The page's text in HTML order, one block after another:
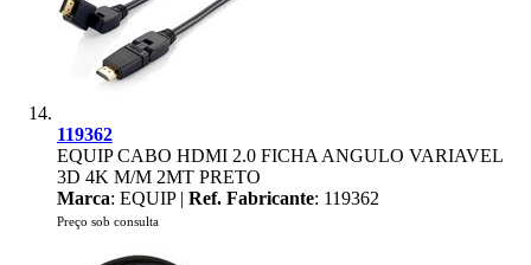
119362
EQUIP CABO HDMI 2.0 FICHA ANGULO VARIAVEL
3D 4K M/M 2MT PRETO
Marca: EQUIP | Ref. Fabricante: 119362
Preço sob consulta